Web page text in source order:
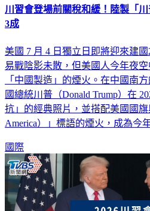
川習會登場前關稅和緩！陸製「
3成
美國 7 月 4 日獨立日即將迎來建
易戰陰影未散，但美國人今年夜
「中國製造」的煙火。在中國南
國總統川普（Donald Trump）在
抗」的經典照片，並搭配美國國
America）」標語的煙火，成為今
國際